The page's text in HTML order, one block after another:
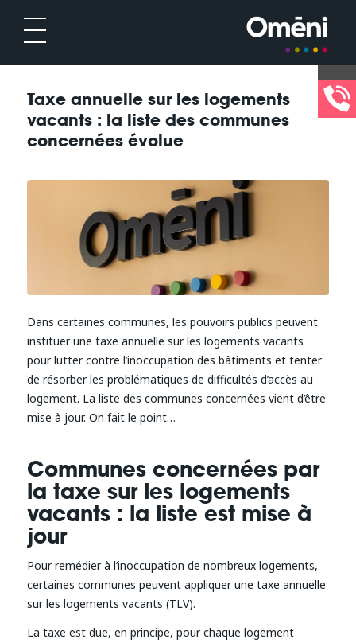
Taxe annuelle sur les logements
vacants : la liste des communes
concernées évolue
Dans certaines communes, les pouvoirs publics peuvent
instituer une taxe annuelle sur les logements vacants
pour lutter contre l’inoccupation des bâtiments et tenter
de résorber les problématiques de difficultés d’accès au
logement. La liste des communes concernées vient d’être
mise à jour. On fait le point…
Communes concernées par
la taxe sur les logements
vacants : la liste est mise à
jour
Pour remédier à l’inoccupation de nombreux logements,
certaines communes peuvent appliquer une taxe annuelle
sur les logements vacants (TLV).
La taxe est due, en principe, pour chaque logement